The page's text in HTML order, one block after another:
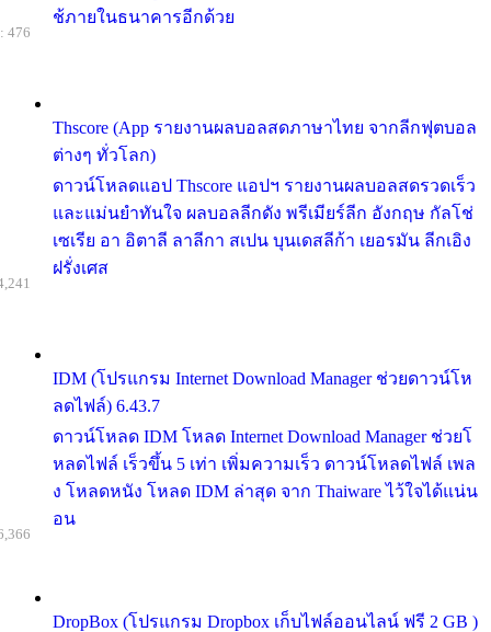
ช้ภายในธนาคารอีกด้วย
Thscore (App รายงานผลบอลสดภาษาไทย จากลีกฟุตบอล
ต่างๆ ทั่วโลก)
ดาวน์โหลดแอป Thscore แอปฯ รายงานผลบอลสดรวดเร็ว
และแม่นยำทันใจ ผลบอลลีกดัง พรีเมียร์ลีก อังกฤษ กัลโช่
เซเรีย อา อิตาลี ลาลีกา สเปน บุนเดสลีก้า เยอรมัน ลีกเอิง
ฝรั่งเศส
476
IDM (โปรแกรม Internet Download Manager ช่วยดาวน์โห
ลดไฟล์) 6.43.7
ดาวน์โหลด IDM โหลด Internet Download Manager ช่วยโ
หลดไฟล์ เร็วขึ้น 5 เท่า เพิ่มความเร็ว ดาวน์โหลดไฟล์ เพล
ง โหลดหนัง โหลด IDM ล่าสุด จาก Thaiware ไว้ใจได้แน่น
อน
DropBox (โปรแกรม Dropbox เก็บไฟล์ออนไลน์ ฟรี 2 GB )